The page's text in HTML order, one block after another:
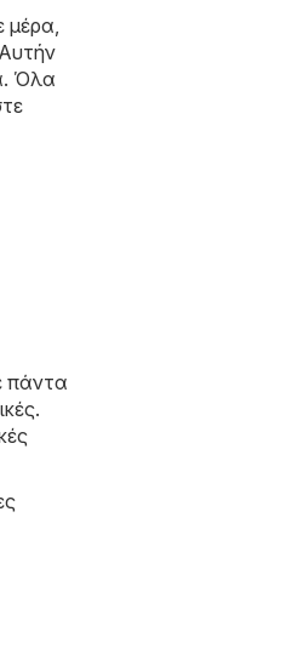
Όλα
πάντα